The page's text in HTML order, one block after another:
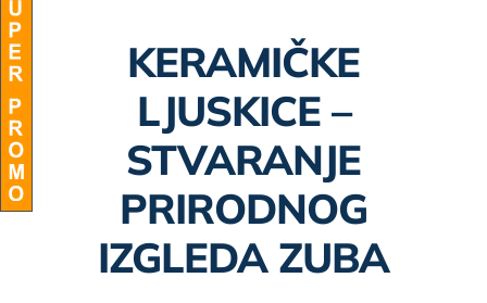
KERAMIČKE
LJUSKICE –
STVARANJE
PRIRODNOG
IZGLEDA ZUBA